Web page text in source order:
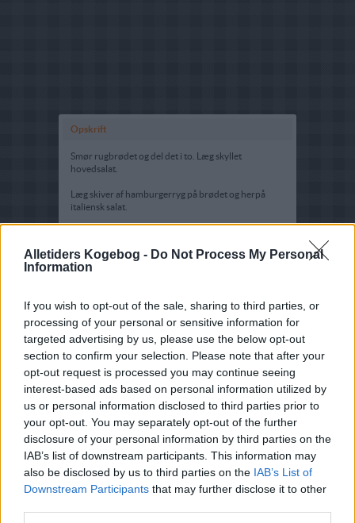
Alletiders Kogebog - Do Not Process My Personal
Information
If you wish to opt-out of the sale, sharing to third parties, or
processing of your personal or sensitive information for
targeted advertising by us, please use the below opt-out
section to confirm your selection. Please note that after your
opt-out request is processed you may continue seeing
interest-based ads based on personal information utilized by
us or personal information disclosed to third parties prior to
your opt-out. You may separately opt-out of the further
disclosure of your personal information by third parties on the
IAB’s list of downstream participants. This information may
also be disclosed by us to third parties on the IAB’s List of
Downstream Participants that may further disclose it to other
Opskrift
Smør rugbrødet og del det i to. Læg skyllet
hovedsalat.
Læg skiver af hamburgerryg på brødet og herpå
italiensk salat.